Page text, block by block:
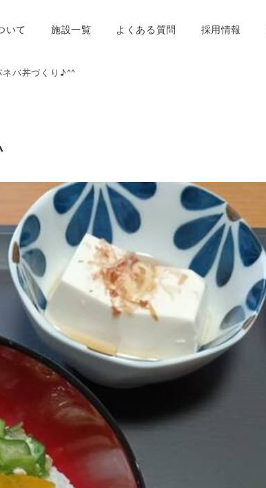
いて 施設一覧 よくある質問 採用情報
ネバ丼づくり♪^^